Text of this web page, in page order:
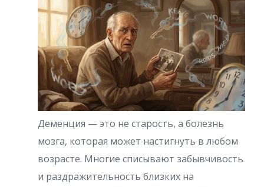
Деменция — это не старость, а болезнь
мозга, которая может настигнуть в любом
возрасте. Многие списывают забывчивость
и раздражительность близких на